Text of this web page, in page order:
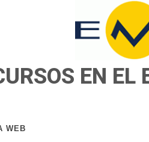
EN EL
WEB